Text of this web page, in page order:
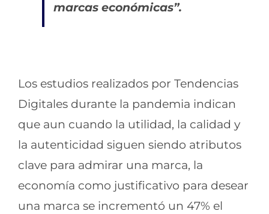
marcas económicas”.
Los estudios realizados por Tendencias
Digitales durante la pandemia indican
que aun cuando la utilidad, la calidad y
la autenticidad siguen siendo atributos
clave para admirar una marca, la
economía como justificativo para desear
una marca se incrementó un 47% el